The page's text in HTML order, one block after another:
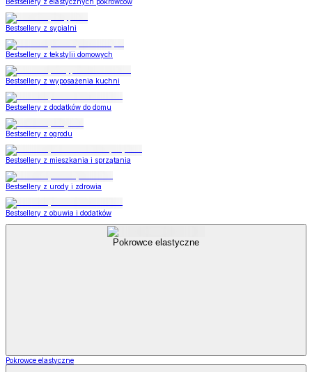
Bestsellery z sypialni
Bestsellery z tekstylii domowych
Bestsellery z wyposażenia kuchni
Bestsellery z dodatków do domu
Bestsellery z ogrodu
Bestsellery z mieszkania i sprzątania
Bestsellery z urody i zdrowia
Bestsellery z obuwia i dodatków
Pokrowce elastyczne
Pokrowce elastyczne